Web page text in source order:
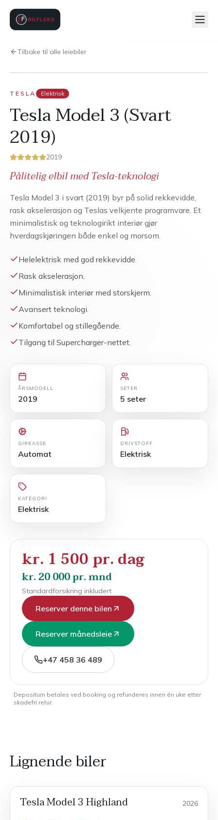
Tilbake til alle leiebiler
TESLA Elektrisk
Tesla Model 3 (Svart
2019)
2019
Pålitelig elbil med Tesla-teknologi
Tesla Model 3 i svart (2019) byr på solid rekkevidde,
rask akselerasjon og Teslas velkjente programvare. Et
minimalistisk og teknologirikt interiør gjør
hverdagskjøringen både enkel og morsom.
Helelektrisk med god rekkevidde.
Rask akselerasjon.
Minimalistisk interiør med storskjerm.
Avansert teknologi.
Komfortabel og stillegående.
Tilgang til Supercharger-nettet.
ÅRSMODELL
2019
SETER
5 seter
GIRKASSE
Automat
DRIVSTOFF
Elektrisk
KATEGORI
Elektrisk
kr. 1 500 pr. dag
kr. 20 000 pr. mnd
Standardforsikring inkludert
Reserver denne bilen
Reserver månedsleie
+47 458 36 489
Depositum betales ved booking og refunderes innen én uke etter
skadefri retur.
Lignende biler
Tesla Model 3 Highland 2026